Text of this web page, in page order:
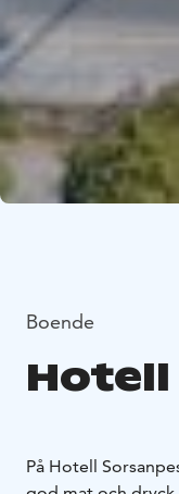
Boende
Hotell
På Hotell